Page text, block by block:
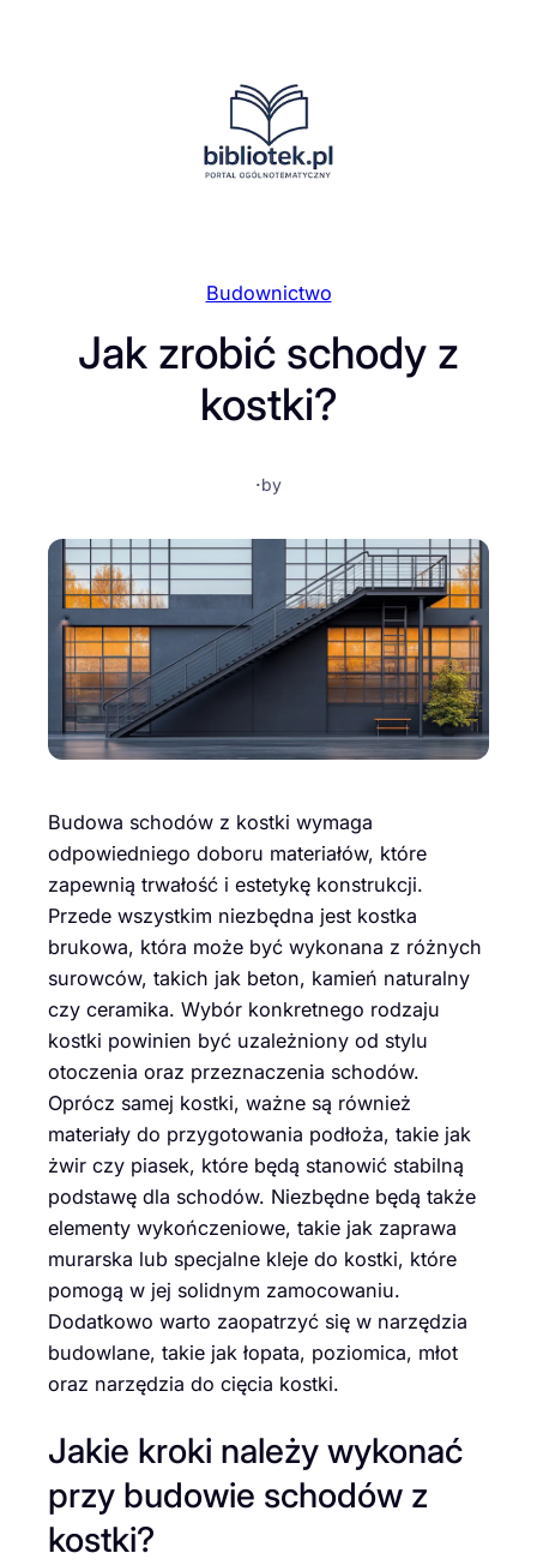
Budownictwo
Jak zrobić schody z
kostki?
·by
Budowa schodów z kostki wymaga
odpowiedniego doboru materiałów, które
zapewnią trwałość i estetykę konstrukcji.
Przede wszystkim niezbędna jest kostka
brukowa, która może być wykonana z różnych
surowców, takich jak beton, kamień naturalny
czy ceramika. Wybór konkretnego rodzaju
kostki powinien być uzależniony od stylu
otoczenia oraz przeznaczenia schodów.
Oprócz samej kostki, ważne są również
materiały do przygotowania podłoża, takie jak
żwir czy piasek, które będą stanowić stabilną
podstawę dla schodów. Niezbędne będą także
elementy wykończeniowe, takie jak zaprawa
murarska lub specjalne kleje do kostki, które
pomogą w jej solidnym zamocowaniu.
Dodatkowo warto zaopatrzyć się w narzędzia
budowlane, takie jak łopata, poziomica, młot
oraz narzędzia do cięcia kostki.
Jakie kroki należy wykonać
przy budowie schodów z
kostki?